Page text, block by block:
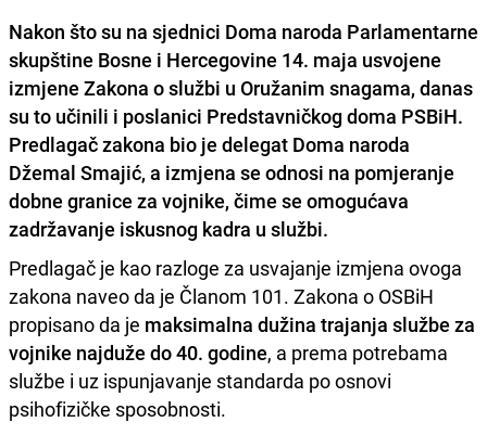
Nakon što su na sjednici Doma naroda Parlamentarne
skupštine Bosne i Hercegovine 14. maja usvojene
izmjene Zakona o službi u Oružanim snagama, danas
su to učinili i poslanici Predstavničkog doma PSBiH.
Predlagač zakona bio je delegat Doma naroda
Džemal Smajić, a izmjena se odnosi na pomjeranje
dobne granice za vojnike, čime se omogućava
zadržavanje iskusnog kadra u službi.
Predlagač je kao razloge za usvajanje izmjena ovoga
zakona naveo da je Članom 101. Zakona o OSBiH
propisano da je maksimalna dužina trajanja službe za
vojnike najduže do 40. godine, a prema potrebama
službe i uz ispunjavanje standarda po osnovi
psihofizičke sposobnosti.